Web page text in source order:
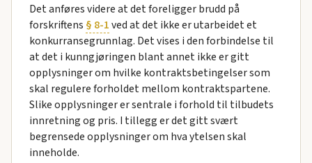
Det anføres videre at det foreligger brudd på
forskriftens § 8-1ved at det ikke er utarbeidet et
konkurransegrunnlag. Det vises i den forbindelse til
at det i kunngjøringen blant annet ikke er gitt
opplysninger om hvilke kontraktsbetingelser som
skal regulere forholdet mellom kontraktspartene.
Slike opplysninger er sentrale i forhold til tilbudets
innretning og pris. I tillegg er det gitt svært
begrensede opplysninger om hva ytelsen skal
inneholde.